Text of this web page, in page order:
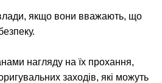
якщо вони вважають, що
нагляду на їх прохання,
заходів, які можуть